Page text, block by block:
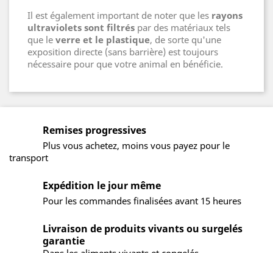
Il est également important de noter que les rayons
ultraviolets sont filtrés par des matériaux tels
que le verre et le plastique, de sorte qu'une
exposition directe (sans barrière) est toujours
nécessaire pour que votre animal en bénéficie.
Remises progressives
Plus vous achetez, moins vous payez pour le
transport
Expédition le jour même
Pour les commandes finalisées avant 15 heures
Livraison de produits vivants ou surgelés
garantie